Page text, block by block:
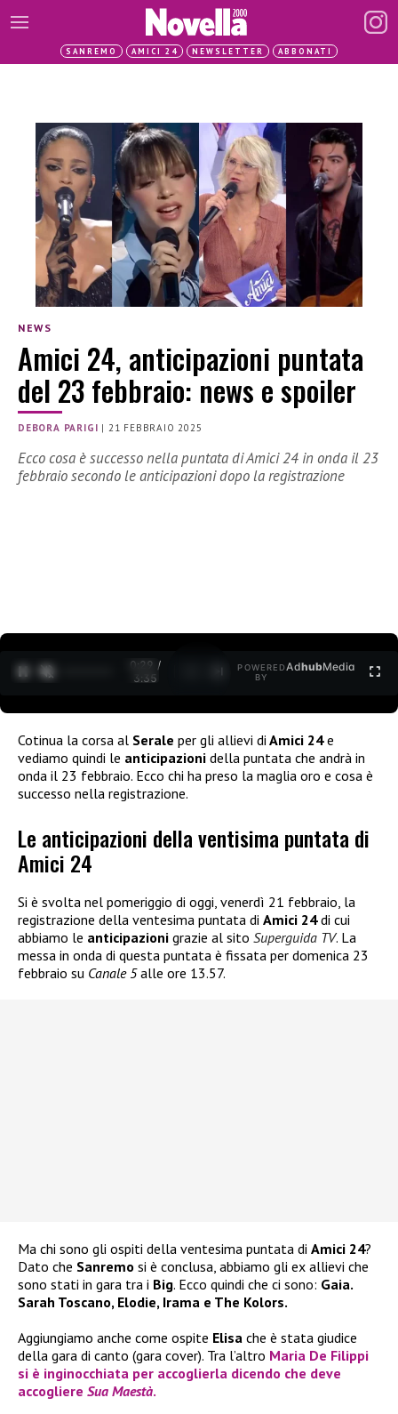
SANREMO AMICI 24 NEWSLETTER ABBONATI
NEWS
Amici 24, anticipazioni puntata
del 23 febbraio: news e spoiler
DEBORA PARIGI | 21 FEBBRAIO 2025
Ecco cosa è successo nella puntata di Amici 24 in onda il 23
febbraio secondo le anticipazioni dopo la registrazione
0:30 /
3:35
POWERED
BY
AdhubMedia
Cotinua la corsa al Serale per gli allievi di Amici 24e
vediamo quindi le anticipazioni della puntata che andrà in
onda il 23 febbraio. Ecco chi ha preso la maglia oro e cosa è
successo nella registrazione.
Le anticipazioni della ventisima puntata di
Amici 24
Si è svolta nel pomeriggio di oggi, venerdì 21 febbraio, la
registrazione della ventesima puntata di Amici 24di cui
abbiamo le anticipazioni grazie al sito Superguida TV. La
messa in onda di questa puntata è fissata per domenica 23
febbraio su Canale 5alle ore 13.57.
Ma chi sono gli ospiti della ventesima puntata di Amici 24?
Dato che Sanremo si è conclusa, abbiamo gli ex allievi che
sono stati in gara tra i Big. Ecco quindi che ci sono: Gaia.
Sarah Toscano, Elodie, Irama e The Kolors.
Aggiungiamo anche come ospite Elisa che è stata giudice
della gara di canto (gara cover). Tra l’altro Maria De Filippi
si è inginocchiata per accoglierla dicendo che deve
accogliere Sua Maestà.